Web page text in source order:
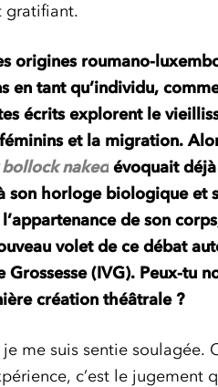
gratifiant.
origines roumano-
en tant qu’individu,
écrits explorent le
et la migration.
naked évoquait
son horloge biologique et
de son
volet de ce débat
Grossesse (IVG). Peux-tu
création théâtrale ?
je me suis sentie soulagée.
c’est le jugement